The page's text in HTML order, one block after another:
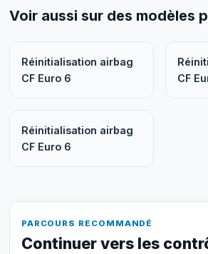
Voir aussi sur des modèles
Réinitialisation airbag
CF Euro 6
CF
Réinitialisation airbag
CF Euro 6
PARCOURS RECOMMANDÉ
Continuer vers les